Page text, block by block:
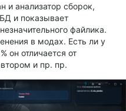
и анализатор сборок,
и показывает
файлика.
в модах. Есть ли у
он отличается от
и пр. пр.